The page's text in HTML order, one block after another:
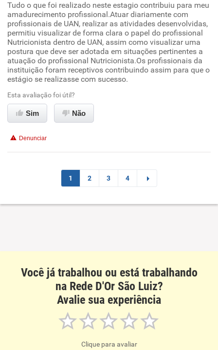
Oportunidade de promoção
Ambiente de trabalho
Conciliação com a vida familiar
Benefícios
Recomenda esta empresa
Recomenda a diretoria
Tudo o que foi realizado neste estagio contribuiu para meu
amadurecimento profissional.Atuar diariamente com
profissionais de UAN, realizar as atividades desenvolvidas,
permitiu visualizar de forma clara o papel do profissional
Nutricionista dentro de UAN, assim como visualizar uma
postura que deve ser adotada em situações pertinentes a
atuação do profissional Nutricionista.Os profissionais da
instituição foram receptivos contribuindo assim para que o
estágio se realizasse com sucesso.
Esta avaliação foi útil?
Sim Não
Denunciar
1 2 3 4
Você já trabalhou ou está trabalhando
na Rede D'Or São Luiz?
Avalie sua experiência
Clique para avaliar